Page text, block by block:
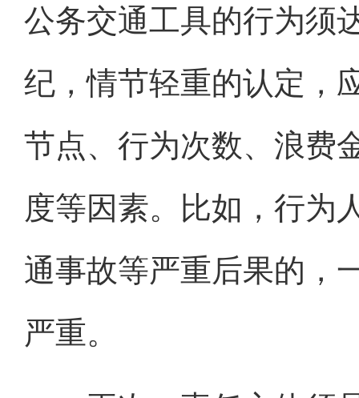
公务交通工具的行为须
纪，情节轻重的认定，
节点、行为次数、浪费
度等因素。比如，行为
通事故等严重后果的，
严重。